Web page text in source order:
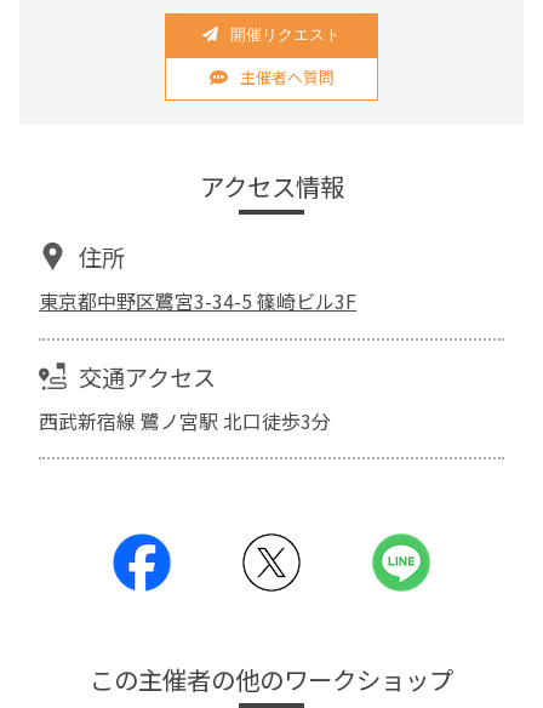
開催リクエスト
主催者へ質問
アクセス情報
住所
東京都中野区鷺宮3-34-5 篠崎ビル3F
交通アクセス
西武新宿線 鷺ノ宮駅 北口徒歩3分
この主催者の他のワークショップ